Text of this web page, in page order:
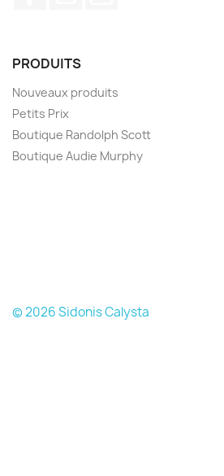
PRODUITS
Nouveaux produits
Petits Prix
Boutique Randolph Scott
Boutique Audie Murphy
© 2026 Sidonis Calysta